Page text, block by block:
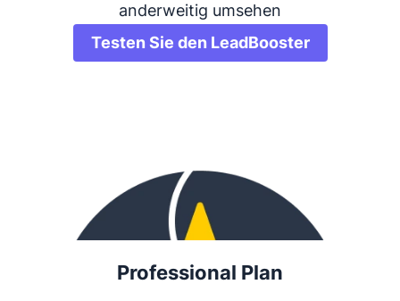
anderweitig umsehen
Testen Sie den LeadBooster
Professional Plan